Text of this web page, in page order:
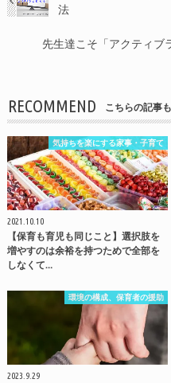
法
先生達こそ「アクティブ
RECOMMEND こちらの記事
気持ちを楽にする家事・子育て
2021.10.10
【保育も育児も同じこと】選択肢を
増やすのは余裕を持つためで全部を
しなくて…
環境の構成、保育者の援助
2023.9.29